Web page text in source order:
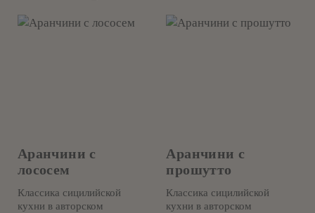
Аранчини с
лососем
Классика сицилийской
кухни в авторском
Аранчини с
прошутто
Классика сицилийской
кухни в авторском